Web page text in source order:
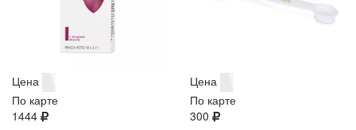
Цена
По карте
1444
Цена
По карте
300